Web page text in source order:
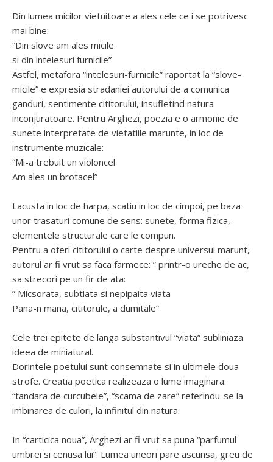
Din lumea micilor vietuitoare a ales cele ce i se potrivesc
mai bine:
“Din slove am ales micile
si din intelesuri furnicile”
Astfel, metafora “intelesuri-furnicile” raportat la “slove-
micile” e expresia stradaniei autorului de a comunica
ganduri, sentimente cititorului, insufletind natura
inconjuratoare. Pentru Arghezi, poezia e o armonie de
sunete interpretate de vietatiile marunte, in loc de
instrumente muzicale:
“Mi-a trebuit un violoncel
Am ales un brotacel”
Lacusta in loc de harpa, scatiu in loc de cimpoi, pe baza
unor trasaturi comune de sens: sunete, forma fizica,
elementele structurale care le compun.
Pentru a oferi cititorului o carte despre universul marunt,
autorul ar fi vrut sa faca farmece: ” printr-o ureche de ac,
sa strecori pe un fir de ata:
” Micsorata, subtiata si nepipaita viata
Pana-n mana, cititorule, a dumitale”
Cele trei epitete de langa substantivul “viata” subliniaza
ideea de miniatural.
Dorintele poetului sunt consemnate si in ultimele doua
strofe. Creatia poetica realizeaza o lume imaginara:
“tandara de curcubeie”, “scama de zare” referindu-se la
imbinarea de culori, la infinitul din natura.
In “carticica noua”, Arghezi ar fi vrut sa puna “parfumul
umbrei si cenusa lui”. Lumea uneori pare ascunsa, greu de